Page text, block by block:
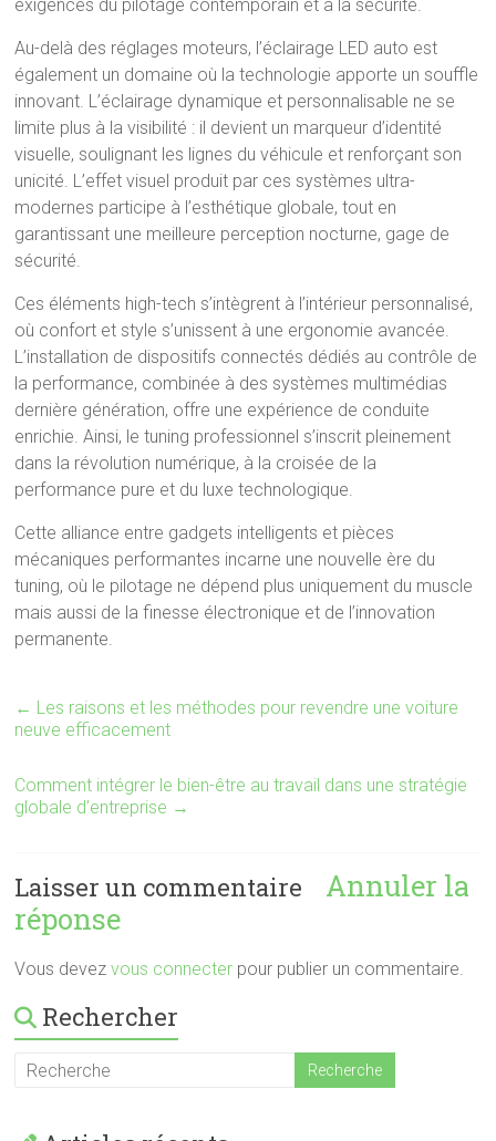
exigences du pilotage contemporain et à la sécurité.
Au-delà des réglages moteurs, l’éclairage LED auto est
également un domaine où la technologie apporte un souffle
innovant. L’éclairage dynamique et personnalisable ne se
limite plus à la visibilité : il devient un marqueur d’identité
visuelle, soulignant les lignes du véhicule et renforçant son
unicité. L’effet visuel produit par ces systèmes ultra-
modernes participe à l’esthétique globale, tout en
garantissant une meilleure perception nocturne, gage de
sécurité.
Ces éléments high-tech s’intègrent à l’intérieur personnalisé,
où confort et style s’unissent à une ergonomie avancée.
L’installation de dispositifs connectés dédiés au contrôle de
la performance, combinée à des systèmes multimédias
dernière génération, offre une expérience de conduite
enrichie. Ainsi, le tuning professionnel s’inscrit pleinement
dans la révolution numérique, à la croisée de la
performance pure et du luxe technologique.
Cette alliance entre gadgets intelligents et pièces
mécaniques performantes incarne une nouvelle ère du
tuning, où le pilotage ne dépend plus uniquement du muscle
mais aussi de la finesse électronique et de l’innovation
permanente.
← Les raisons et les méthodes pour revendre une voiture
neuve efficacement
Comment intégrer le bien-être au travail dans une stratégie
globale d’entreprise →
Laisser un commentaire
Annuler la
réponse
Vous devezvous connecter pour publier un commentaire.
Rechercher